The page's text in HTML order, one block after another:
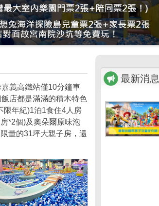
義高鐵站僅10分鐘車
店都是滿滿的積木特色
限年紀)1泊1食住4人房
*2個)及奧朵爾原味泡
量的31坪大親子房，還
最新消息